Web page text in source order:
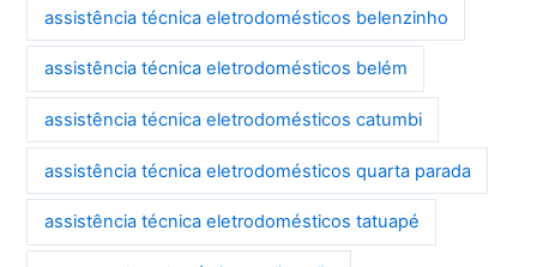
assistência técnica eletrodomésticos belenzinho
assistência técnica eletrodomésticos belém
assistência técnica eletrodomésticos catumbi
assistência técnica eletrodomésticos quarta parada
assistência técnica eletrodomésticos tatuapé